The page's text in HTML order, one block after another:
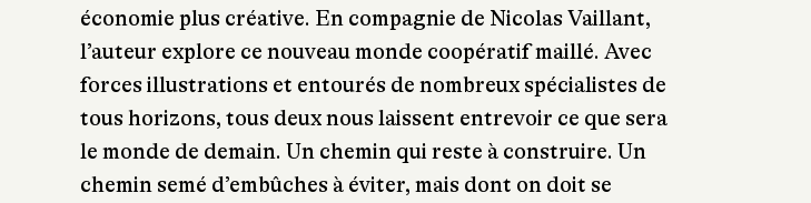
économie plus créative. En compagnie de Nicolas Vaillant,
l’auteur explore ce nouveau monde coopératif maillé. Avec
forces illustrations et entourés de nombreux spécialistes de
tous horizons, tous deux nous laissent entrevoir ce que sera
le monde de demain. Un chemin qui reste à construire. Un
chemin semé d’embûches à éviter, mais dont on doit se